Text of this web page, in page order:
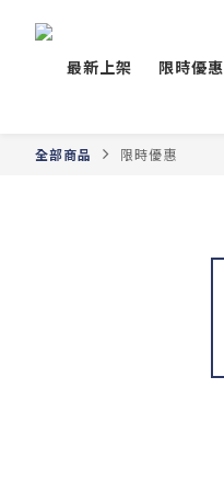
最新上架 限時優惠
全部商品 限時優惠